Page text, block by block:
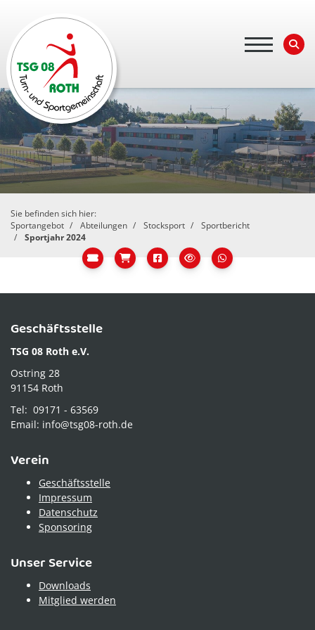
Sie befinden sich hier:
Sportangebot
Abteilungen Stocksport
Sportbericht
Sportjahr 2024
Geschäftsstelle
TSG 08 Roth e.V.
Ostring 28
91154 Roth
Tel: 09171 - 63569
Email: info@tsg08-roth.de
Verein
Geschäftsstelle
Impressum
Datenschutz
Sponsoring
Unser Service
Downloads
Mitglied werden